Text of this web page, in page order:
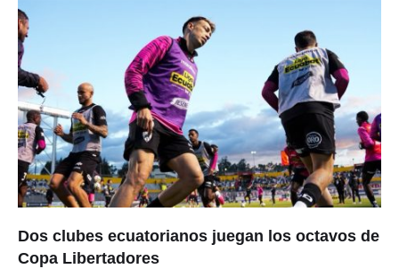
Dos clubes ecuatorianos juegan los octavos de
Copa Libertadores